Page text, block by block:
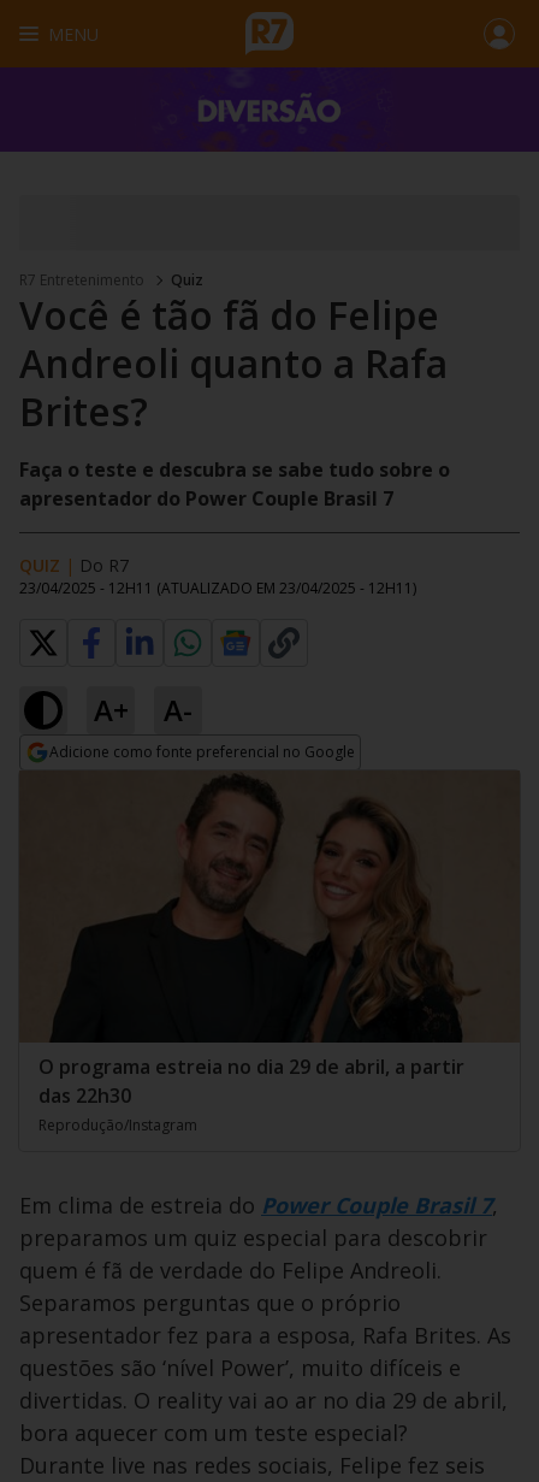
MENU
R7 Entretenimento Quiz
Você é tão fã do Felipe
Andreoli quanto a Rafa
Brites?
Faça o teste e descubra se sabe tudo sobre o
apresentador do Power Couple Brasil 7
QUIZ | Do R7
23/04/2025 - 12H11 (ATUALIZADO EM 23/04/2025 - 12H11)
A+ A-
Adicione como fonte preferencial no Google
Opens in new window
O programa estreia no dia 29 de abril, a partir
das 22h30
Reprodução/Instagram
Em clima de estreia do Power Couple Brasil 7,
preparamos um quiz especial para descobrir
quem é fã de verdade do Felipe Andreoli.
Separamos perguntas que o próprio
apresentador fez para a esposa, Rafa Brites. As
questões são ‘nível Power’, muito difíceis e
divertidas. O reality vai ao ar no dia 29 de abril,
bora aquecer com um teste especial?
Durante live nas redes sociais, Felipe fez seis